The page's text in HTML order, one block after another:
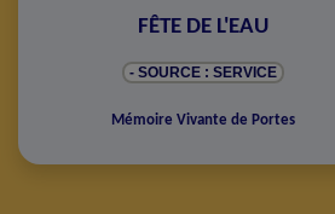
FÊTE DE L'EAU
- SOURCE : SERVICE
Mémoire Vivante de Portes